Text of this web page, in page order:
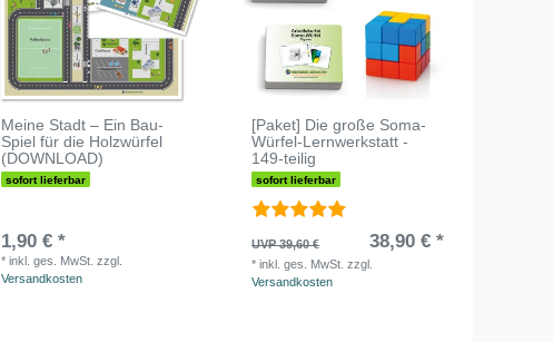
Meine Stadt – Ein Bau-
Spiel für die Holzwürfel
(DOWNLOAD)
sofort lieferbar
1,90 € *
*inkl. ges. MwSt. zzgl.
Versandkosten
[Paket] Die große Soma-
Würfel-Lernwerkstatt -
149-teilig
sofort lieferbar
UVP 39,60 € 38,90 € *
*inkl. ges. MwSt. zzgl.
Versandkosten